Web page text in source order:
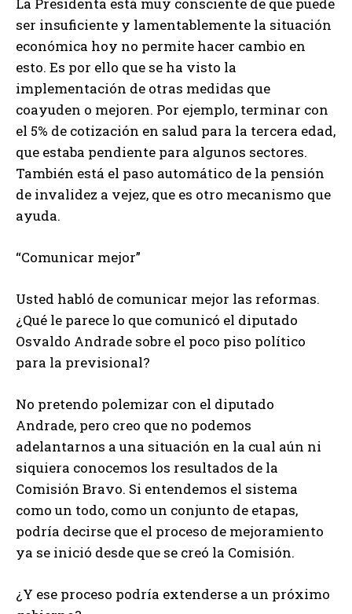
ser insuficiente y lamentablemente la situación
económica hoy no permite hacer cambio en
esto. Es por ello que se ha visto la
implementación de otras medidas que
coayuden o mejoren. Por ejemplo, terminar con
el 5% de cotización en salud para la tercera edad,
que estaba pendiente para algunos sectores.
También está el paso automático de la pensión
de invalidez a vejez, que es otro mecanismo que
ayuda.
“Comunicar mejor”
Usted habló de comunicar mejor las reformas.
¿Qué le parece lo que comunicó el diputado
Osvaldo Andrade sobre el poco piso político
para la previsional?
No pretendo polemizar con el diputado
Andrade, pero creo que no podemos
adelantarnos a una situación en la cual aún ni
siquiera conocemos los resultados de la
Comisión Bravo. Si entendemos el sistema
como un todo, como un conjunto de etapas,
podría decirse que el proceso de mejoramiento
ya se inició desde que se creó la Comisión.
¿Y ese proceso podría extenderse a un próximo